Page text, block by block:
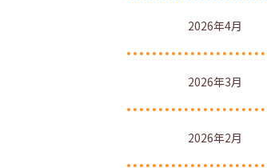
2026年4月
2026年3月
2026年2月